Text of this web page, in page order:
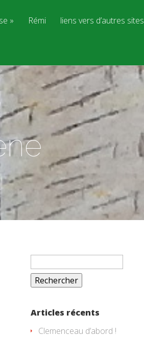
Rémi liens vers d’autres sites
Rechercher :
Articles récents
Clemenceau d’abord !